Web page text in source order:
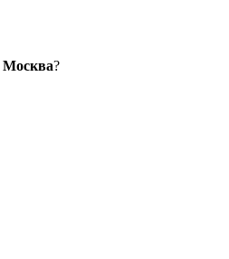
Москва?